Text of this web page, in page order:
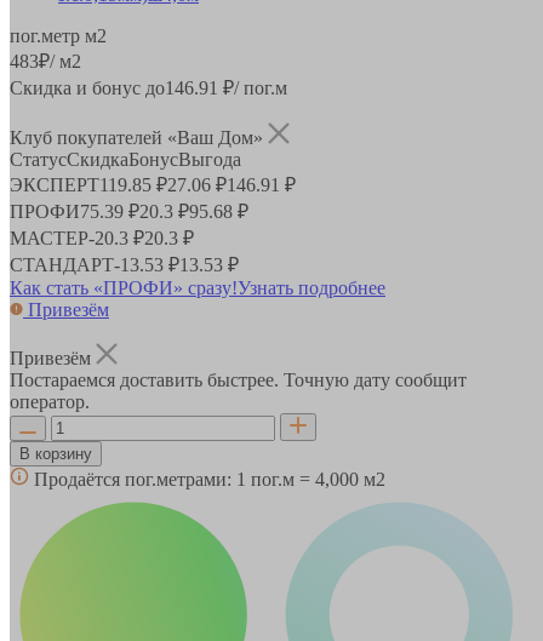
пог.метр м2
483₽/ м2
Скидка и бонус до146.91 ₽/ пог.м
Клуб покупателей «Ваш Дом»
СтатусСкидкаБонусВыгода
ЭКСПЕРТ119.85 ₽27.06 ₽146.91 ₽
ПРОФИ75.39 ₽20.3 ₽95.68 ₽
МАСТЕР-20.3 ₽20.3 ₽
СТАНДАРТ-13.53 ₽13.53 ₽
Как стать «ПРОФИ» сразу!Узнать подробнее
Привезём
Привезём
Постараемся доставить быстрее. Точную дату сообщит
оператор.
В корзину
Продаётся пог.метрами: 1 пог.м = 4,000 м2